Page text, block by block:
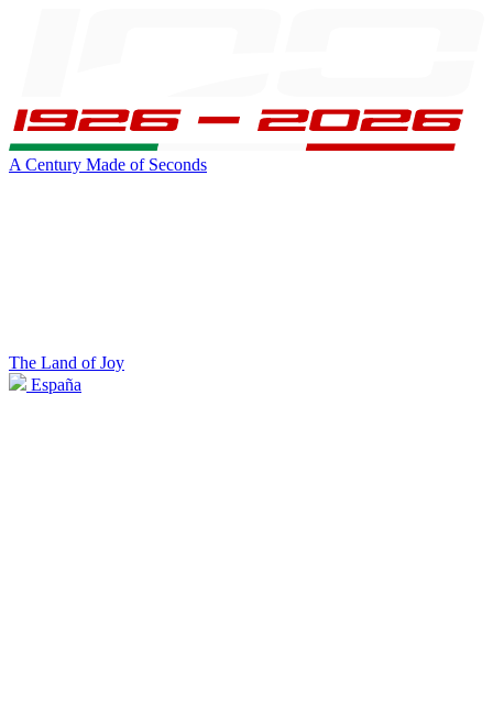
A Century Made of Seconds
The Land of Joy
España